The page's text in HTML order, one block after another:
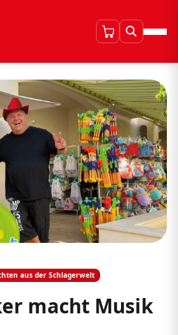
aus der Schlagerwelt
macht Musik